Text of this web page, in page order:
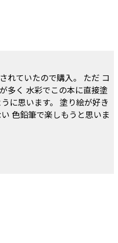
れていたので購入。 ただ コ
多く 水彩でこの本に直接塗
に思います。 塗り絵が好き
色鉛筆で楽しもうと思いま